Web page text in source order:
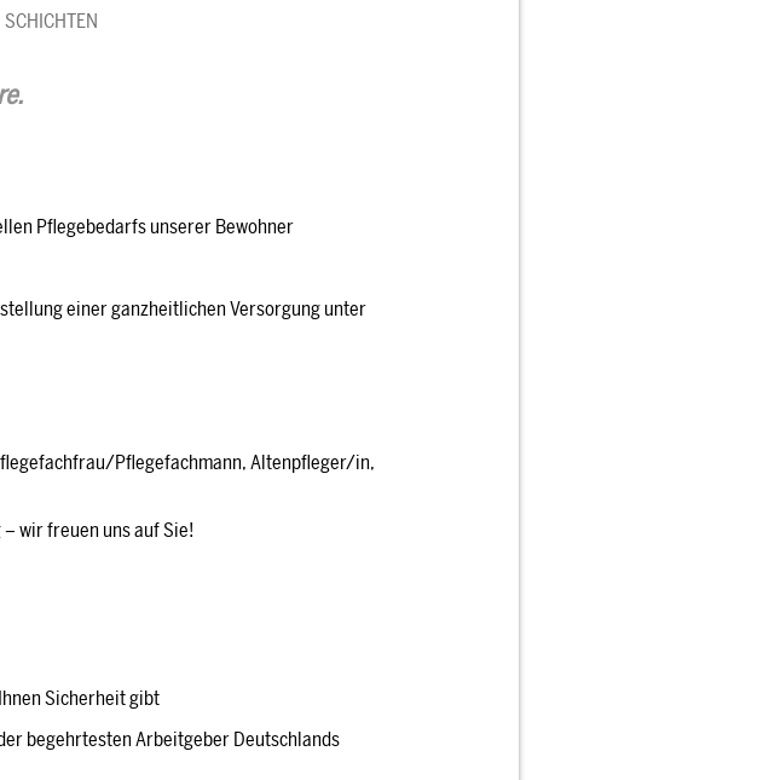
SCHICHTEN
Pflegebedarfs unserer Bewohner
einer ganzheitlichen Versorgung unter
Pflegefachmann, Altenpfleger/in,
wir freuen uns auf Sie!
Sicherheit gibt
begehrtesten Arbeitgeber Deutschlands